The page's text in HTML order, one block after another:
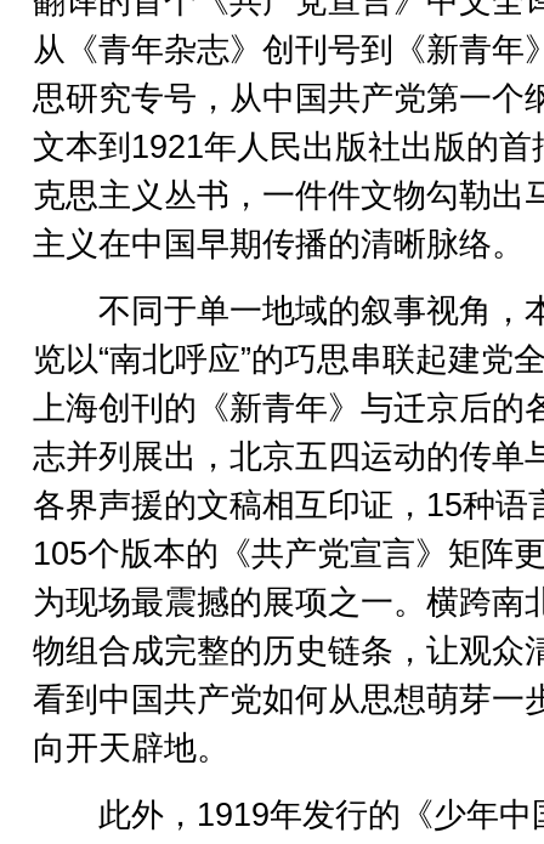
从《青年杂志》创刊号到《新青年
思研究专号，从中国共产党第一个
文本到1921年人民出版社出版的首
克思主义丛书，一件件文物勾勒出
主义在中国早期传播的清晰脉络。
不同于单一地域的叙事视角，
览以“南北呼应”的巧思串联起建党
上海创刊的《新青年》与迁京后的
志并列展出，北京五四运动的传单
各界声援的文稿相互印证，15种语
105个版本的《共产党宣言》矩阵
为现场最震撼的展项之一。横跨南
物组合成完整的历史链条，让观众
看到中国共产党如何从思想萌芽一
向开天辟地。
此外，1919年发行的《少年中